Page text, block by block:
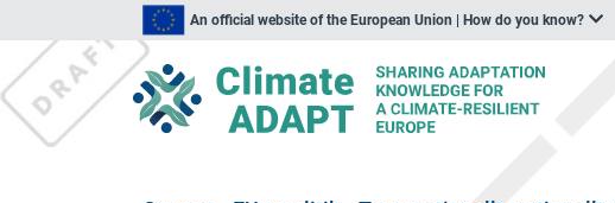
An official website of the European Union | How do you know?